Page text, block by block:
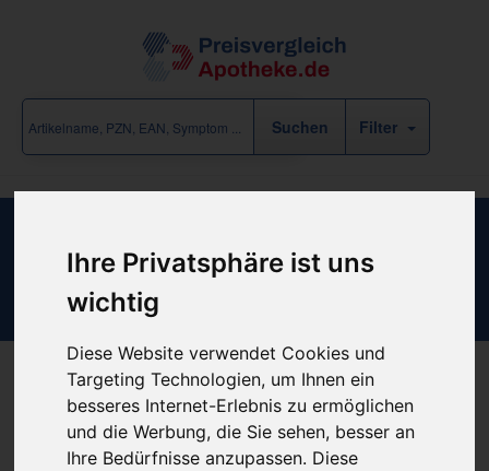
Ihre Privatsphäre ist uns
wichtig
Diese Website verwendet Cookies und
Targeting Technologien, um Ihnen ein
besseres Internet-Erlebnis zu ermöglichen
und die Werbung, die Sie sehen, besser an
Ihre Bedürfnisse anzupassen. Diese
Filter
Mundstück für Acapella choice
Produkt empfehlen